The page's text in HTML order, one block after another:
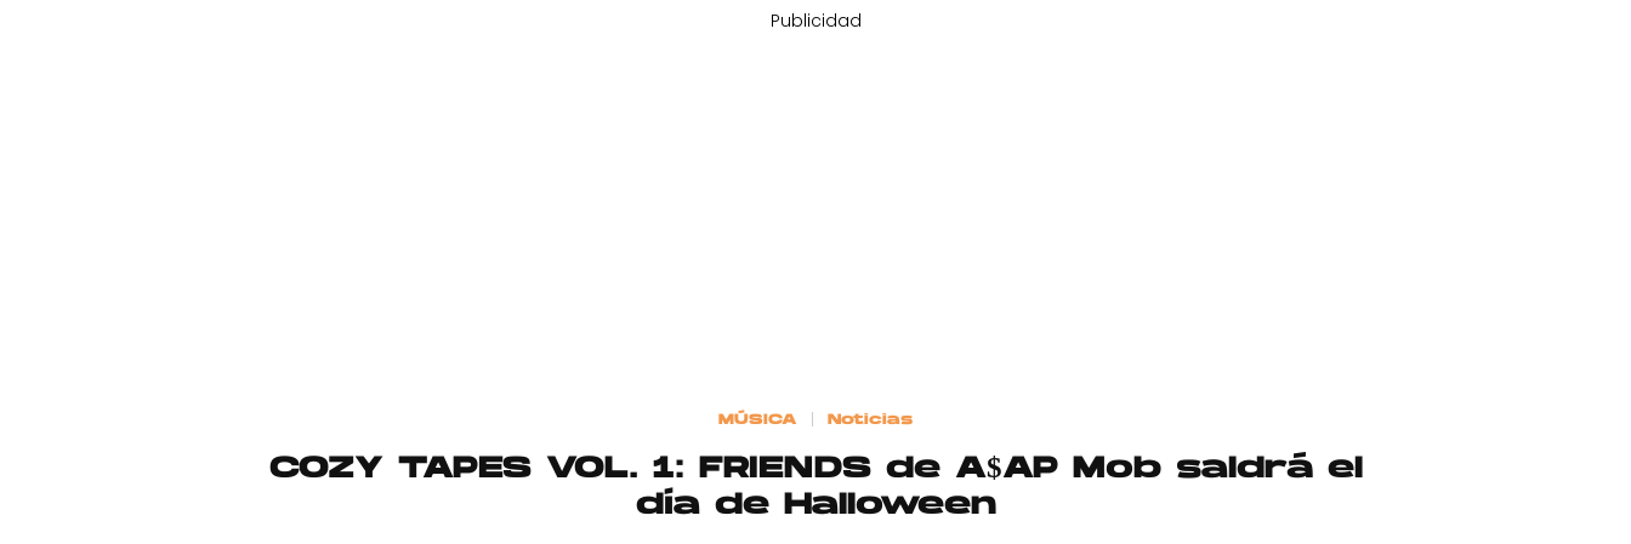
Publicidad
MÚSICA Noticias
COZY TAPES VOL. 1: FRIENDS de A$AP Mob saldrá el
día de Halloween